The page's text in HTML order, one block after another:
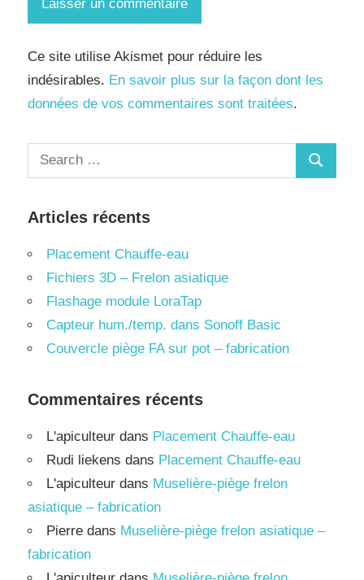
Ce site utilise Akismet pour réduire les
indésirables. En savoir plus sur la façon dont les
données de vos commentaires sont traitées.
Search
for:
Search
Articles récents
Placement Chauffe-eau
Fichiers 3D – Frelon asiatique
Flashage module LoraTap
Capteur hum./temp. dans Sonoff Basic
Couvercle piège FA sur pot – fabrication
Commentaires récents
L'apiculteur dans Placement Chauffe-eau
Rudi liekens dans Placement Chauffe-eau
L'apiculteur dans Muselière-piège frelon
asiatique – fabrication
Pierre dans Muselière-piège frelon asiatique –
fabrication